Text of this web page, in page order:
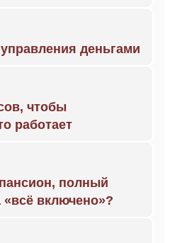
деньгами
чтобы
работает
полный
включено»?